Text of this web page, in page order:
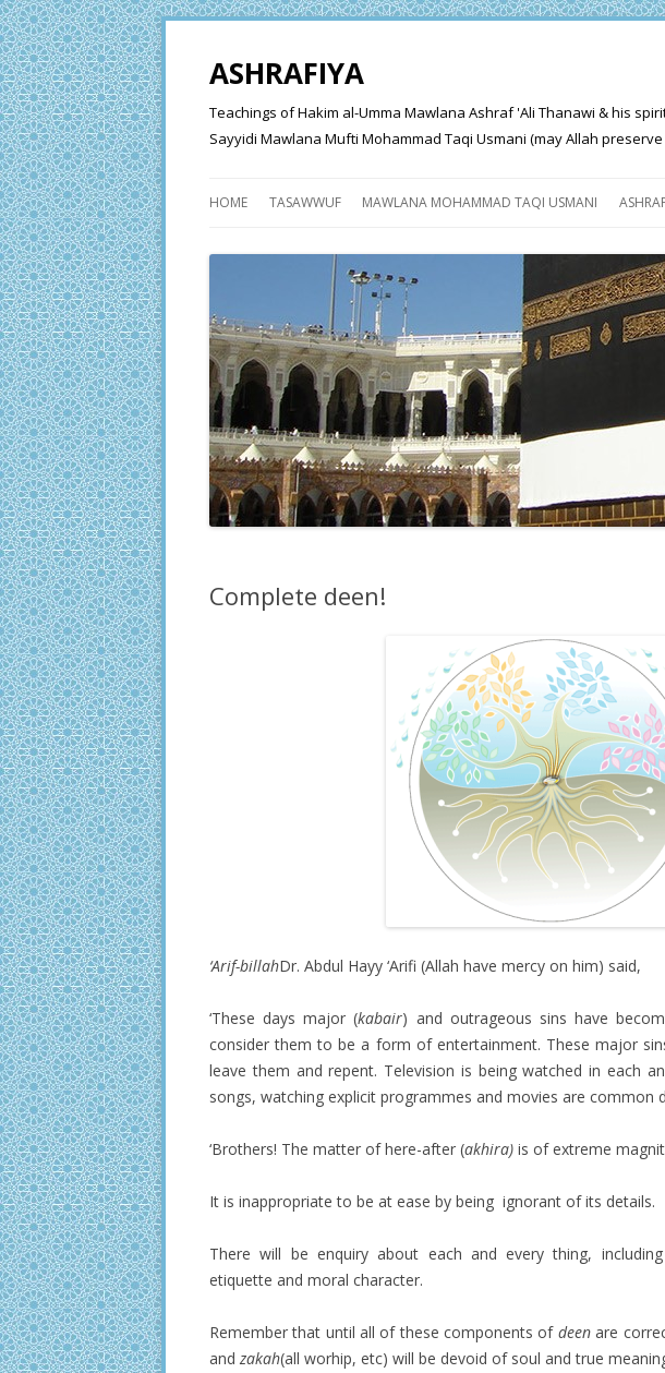
ASHRAFIYA
Teachings of Hakim al-Umma Mawlana Ashraf 'Ali Thanawi & his
Sayyidi Mawlana Mufti Mohammad Taqi Usmani (may Allah
HOME TASAWWUF MAWLANA MOHAMMAD TAQI USMANI
FOR
Complete deen!
‘Arif-billahDr. Abdul Hayy ‘Arifi (Allah have mercy on him) said,
‘These days major (kabair) and outrageous sins have
consider them to be a form of entertainment. These major
leave them and repent. Television is being watched in each
songs, watching explicit programmes and movies are common
‘Brothers! The matter of here-after (akhira) is of extreme
It is inappropriate to be at ease by being ignorant of its details.
There will be enquiry about each and every thing,
etiquette and moral character.
Remember that until all of these components of deenare
and zakah(all worhip, etc) will be devoid of soul and true